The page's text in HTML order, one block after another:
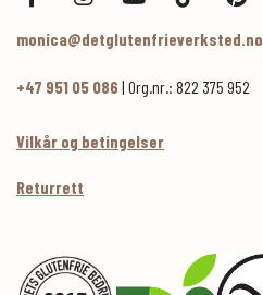
monica@detglutenfrieverksted.no
+47 951 05 086 | Org.nr.: 822 375 952
Vilkår og betingelser
Returrett